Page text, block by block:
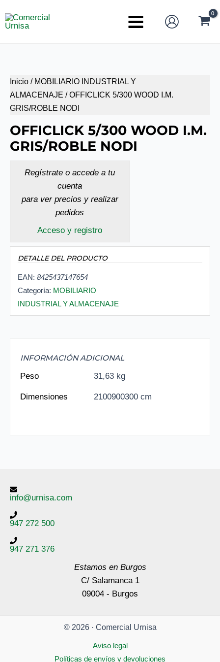
al
Main
Inicio / MOBILIARIO INDUSTRIAL Y
ALMACENAJE / OFFICLICK 5/300 WOOD I.M.
GRIS/ROBLE NODI
OFFICLICK 5/300 WOOD I.M.
GRIS/ROBLE NODI
Regístrate o accede a tu
cuenta
para ver precios y realizar
pedidos
Acceso y registro
DETALLE DEL PRODUCTO
EAN: 8425437147654
Categoría: MOBILIARIO
INDUSTRIAL Y ALMACENAJE
INFORMACIÓN ADICIONAL
Peso
31,63 kg
Dimensiones 2100900300 cm
info@urnisa.com
947 272 500
947 271 376
Estamos en Burgos
C/ Salamanca 1
09004 - Burgos
© 2026 · Comercial Urnisa
Aviso legal
Políticas de envíos y devoluciones